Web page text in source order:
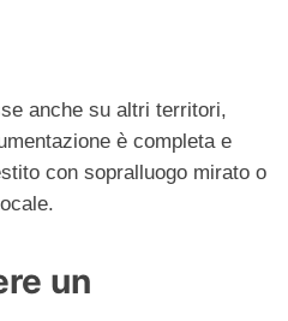
anche su altri territori,
è completa e
con sopralluogo mirato o
un